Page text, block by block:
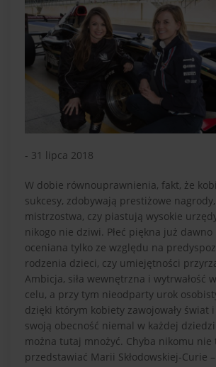
- 31 lipca 2018
W dobie równouprawnienia, fakt, że
sukcesy, zdobywają prestiżowe
mistrzostwa, czy piastują wysokie
nikogo nie dziwi. Płeć piękna już dawno
oceniana tylko ze względu na
rodzenia dzieci, czy umiejętności
Ambicja, siła wewnętrzna i wytrwałość
celu, a przy tym nieodparty urok
dzięki którym kobiety zawojowały świat i
swoją obecność niemal w każdej
można tutaj mnożyć. Chyba nikomu nie
przedstawiać Marii Skłodowskiej-Curie